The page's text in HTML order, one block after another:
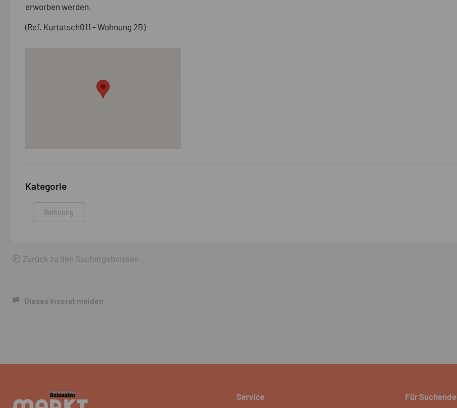
erworben werden.
(Ref. Kurtatsch011 - Wohnung 2B)
Kategorie
Wohnung
Zurück zu den Suchergebnissen
Dieses Inserat melden
Service Für Suchende